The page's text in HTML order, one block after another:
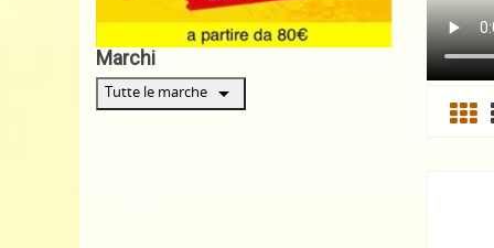
Marchi
Tutte le marche arrow_drop_down